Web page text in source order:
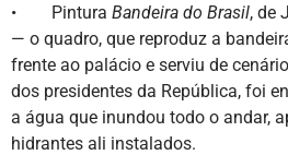
• Pintura Bandeira do Brasil, de
— o quadro, que reproduz a
frente ao palácio e serviu de
dos presidentes da República, foi
a água que inundou todo o andar,
hidrantes ali instalados.